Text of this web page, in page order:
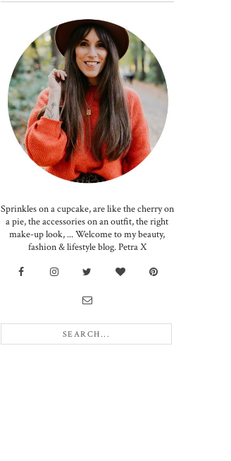
Sprinkles on a cupcake, are like the cherry on
a pie, the accessories on an outfit, the right
make-up look, ... Welcome to my beauty,
fashion & lifestyle blog. Petra X